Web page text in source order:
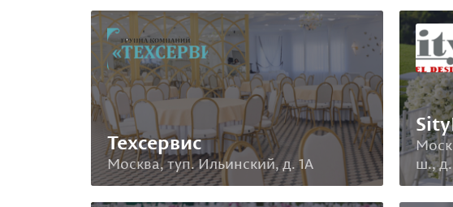
Техсервис
Москва, туп. Ильинский, д. 1А
ш., д.